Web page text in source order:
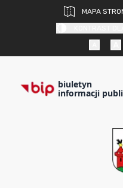
MAPA
biuletyn
informacji